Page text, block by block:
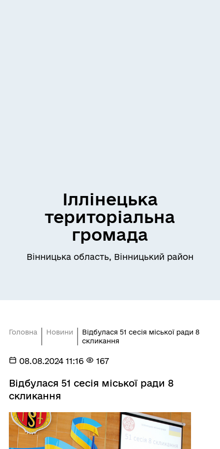
Іллінецька
територіальна
громада
Вінницька область, Вінницький район
Головна Новини
Відбулася 51 сесія міської ради 8
скликання
08.08.2024 11:16 167
Відбулася 51 сесія міської ради 8
скликання